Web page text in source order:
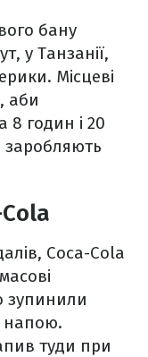
бану
у Танзанії,
Місцеві
аби
8 годин і 20
заробляють
Coca-Cola
зупинили
напою.
туди при